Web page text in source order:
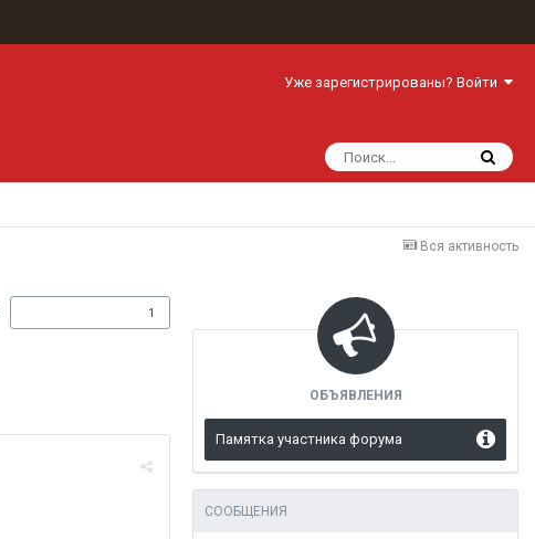
Уже зарегистрированы? Войти
Вся активность
1
ОБЪЯВЛЕНИЯ
Памятка участника форума
СООБЩЕНИЯ